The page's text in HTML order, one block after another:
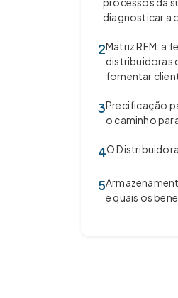
diagnosticar a
2Matriz RFM: a
distribuidoras
fomentar
3Precificação
o caminho
4O
5
e quais os